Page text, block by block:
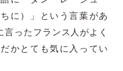
に）」という言葉があ
ったフランス人がよく
かとても気に入ってい